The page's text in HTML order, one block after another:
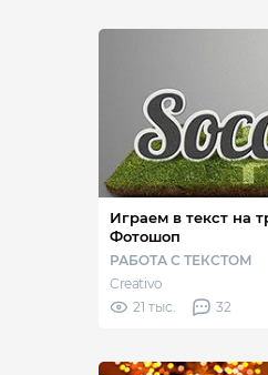
Играем в текст на
Фотошоп
РАБОТА С ТЕКСТОМ
Creativo
21 тыс.
32